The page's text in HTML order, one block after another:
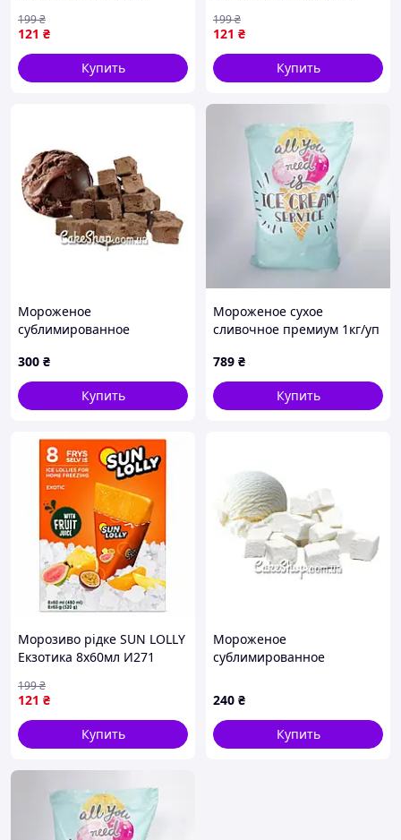
121 ₴
199₴
Купить
121 ₴
199₴
Купить
Мороженое
сублимированное
300 ₴
Купить
Мороженое сухое
сливочное премиум 1кг/уп
мс00001ёё
789 ₴
Купить
Морозиво рідке SUN LOLLY
Екзотика 8х60мл И271
121 ₴
199₴
Купить
Мороженое
сублимированное
240 ₴
Купить